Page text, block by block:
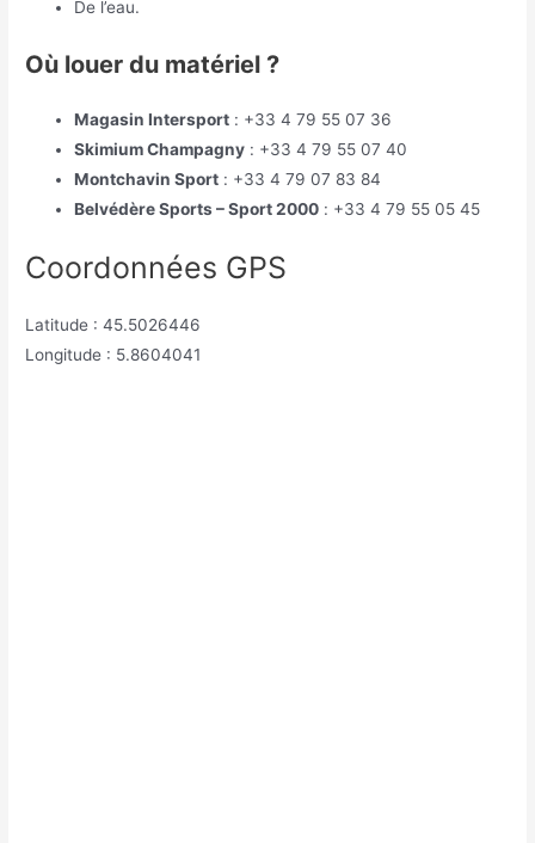
De l’eau.
Où louer du matériel ?
Magasin Intersport : +33 4 79 55 07 36
Skimium Champagny : +33 4 79 55 07 40
Montchavin Sport : +33 4 79 07 83 84
Belvédère Sports – Sport 2000 : +33 4 79 55 05 45
Coordonnées GPS
Latitude : 45.5026446
Longitude : 5.8604041